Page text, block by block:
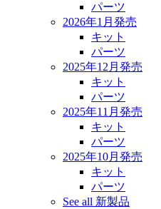
パーツ
2026年1月発売
キット
パーツ
2025年12月発売
キット
パーツ
2025年11月発売
キット
パーツ
2025年10月発売
キット
パーツ
See all 新製品